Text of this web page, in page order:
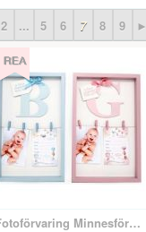
2 ... 5 6 7 8 9 ►
Fotoförvaring Minnesförvaring Födelsetavla - Pojke/Flicka